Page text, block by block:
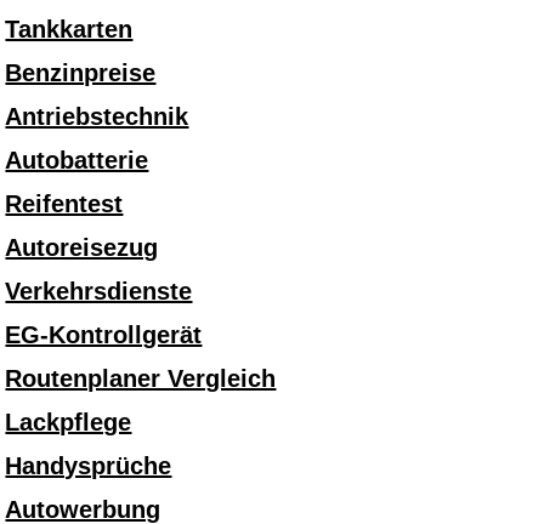
Tankkarten
Benzinpreise
Antriebstechnik
Autobatterie
Reifentest
Autoreisezug
Verkehrsdienste
EG-Kontrollgerät
Routenplaner Vergleich
Lackpflege
Handysprüche
Autowerbung